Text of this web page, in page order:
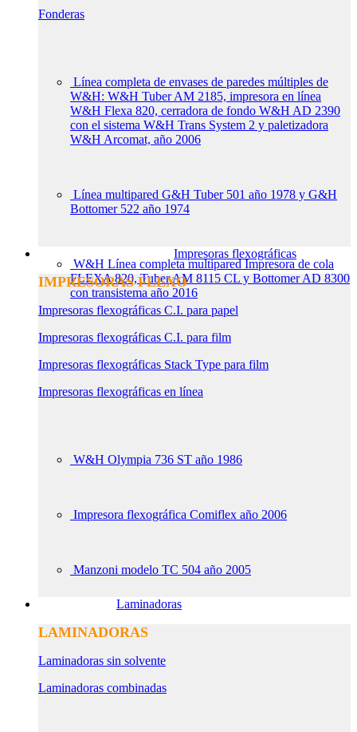
Fonderas
Línea completa de envases de paredes múltiples de
W&H: W&H Tuber AM 2185, impresora en línea
W&H Flexa 820, cerradora de fondo W&H AD 2390
con el sistema W&H Trans System 2 y paletizadora
W&H Arcomat, año 2006
Línea multipared G&H Tuber 501 año 1978 y G&H
Bottomer 522 año 1974
W&H Línea completa multipared Impresora de cola
FLEXA 820, Tuber AM 8115 CL y Bottomer AD 8300
con transistema año 2016
Impresoras flexográficas
IMPRESORAS FLEXO
Impresoras flexográficas C.I. para papel
Impresoras flexográficas C.I. para film
Impresoras flexográficas Stack Type para film
Impresoras flexográficas en línea
W&H Olympia 736 ST año 1986
Impresora flexográfica Comiflex año 2006
Manzoni modelo TC 504 año 2005
Laminadoras
LAMINADORAS
Laminadoras sin solvente
Laminadoras combinadas